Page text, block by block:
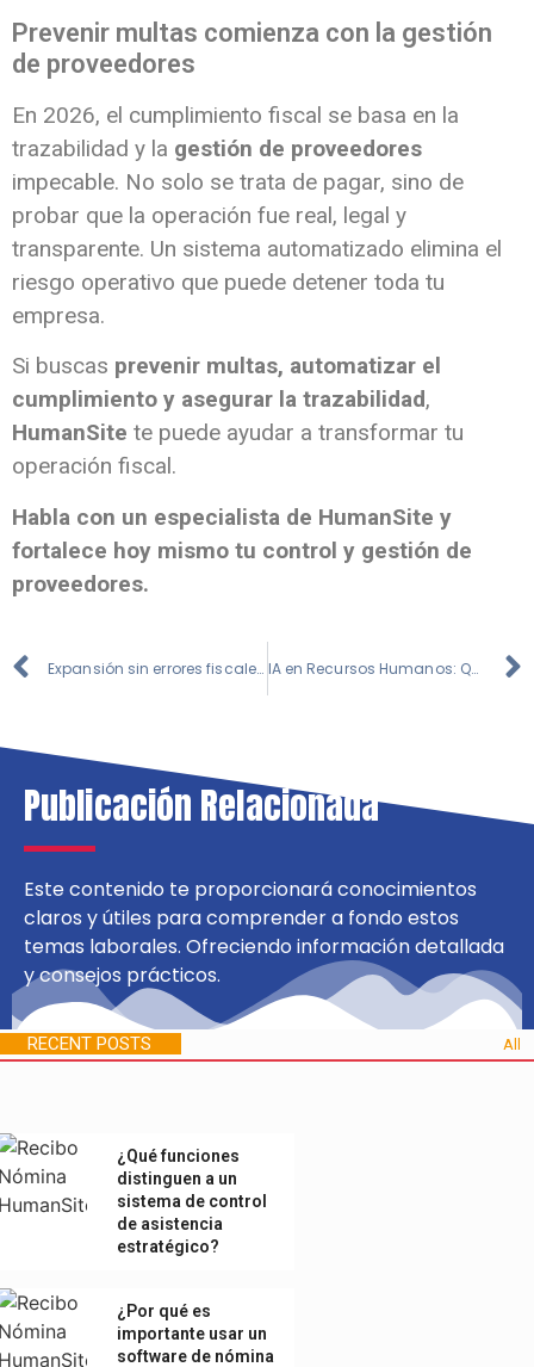
Prevenir multas comienza con la gestión
de proveedores
En 2026, el cumplimiento fiscal se basa en la
trazabilidad y la gestión de proveedores
impecable. No solo se trata de pagar, sino de
probar que la operación fue real, legal y
transparente. Un sistema automatizado elimina el
riesgo operativo que puede detener toda tu
empresa.
Si buscas prevenir multas, automatizar el
cumplimiento y asegurar la trazabilidad,
HumanSite te puede ayudar a transformar tu
operación fiscal.
Habla con un especialista de HumanSite y
fortalece hoy mismo tu control y gestión de
proveedores.
Expansión sin errores fiscales: Este software de nómina acompaña tu crecimiento internacional IA en Recursos Humanos: Qué buscar (y qué no) en una herramienta
Publicación Relacionada
Este contenido te proporcionará conocimientos
claros y útiles para comprender a fondo estos
temas laborales. Ofreciendo información detallada
y consejos prácticos.
RECENT POSTS All
¿Qué funciones
distinguen a un
sistema de control
de asistencia
estratégico?
¿Por qué es
importante usar un
software de nómina